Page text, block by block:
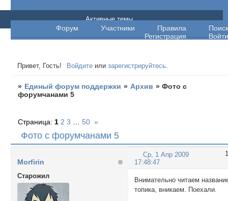
Единый форум поддержки
Форум Участники Правила
Поиск
Регистрация
Войти
Активные темы
Привет, Гость! Войдите илизарегистрируйтесь.
» Единый форум поддержки » Архив »Фото с
форумчанами 5
Фото с форумчанами 5
Страница: 1 2 3 50 »
1
Ср, 1 Апр 2009
17:48:47
Morfirin
Cтарожил
Внимательно читаем
топика, вникаем. Поехали.